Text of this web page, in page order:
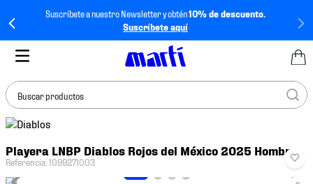
Suscríbete a nuestro Newsletter y obtén10% de descuento.
Suscríbete aquí
Buscar productos
Playera LNBP Diablos Rojos del México 2025 Hombre
Referencia:1099271003
BUSCADOS